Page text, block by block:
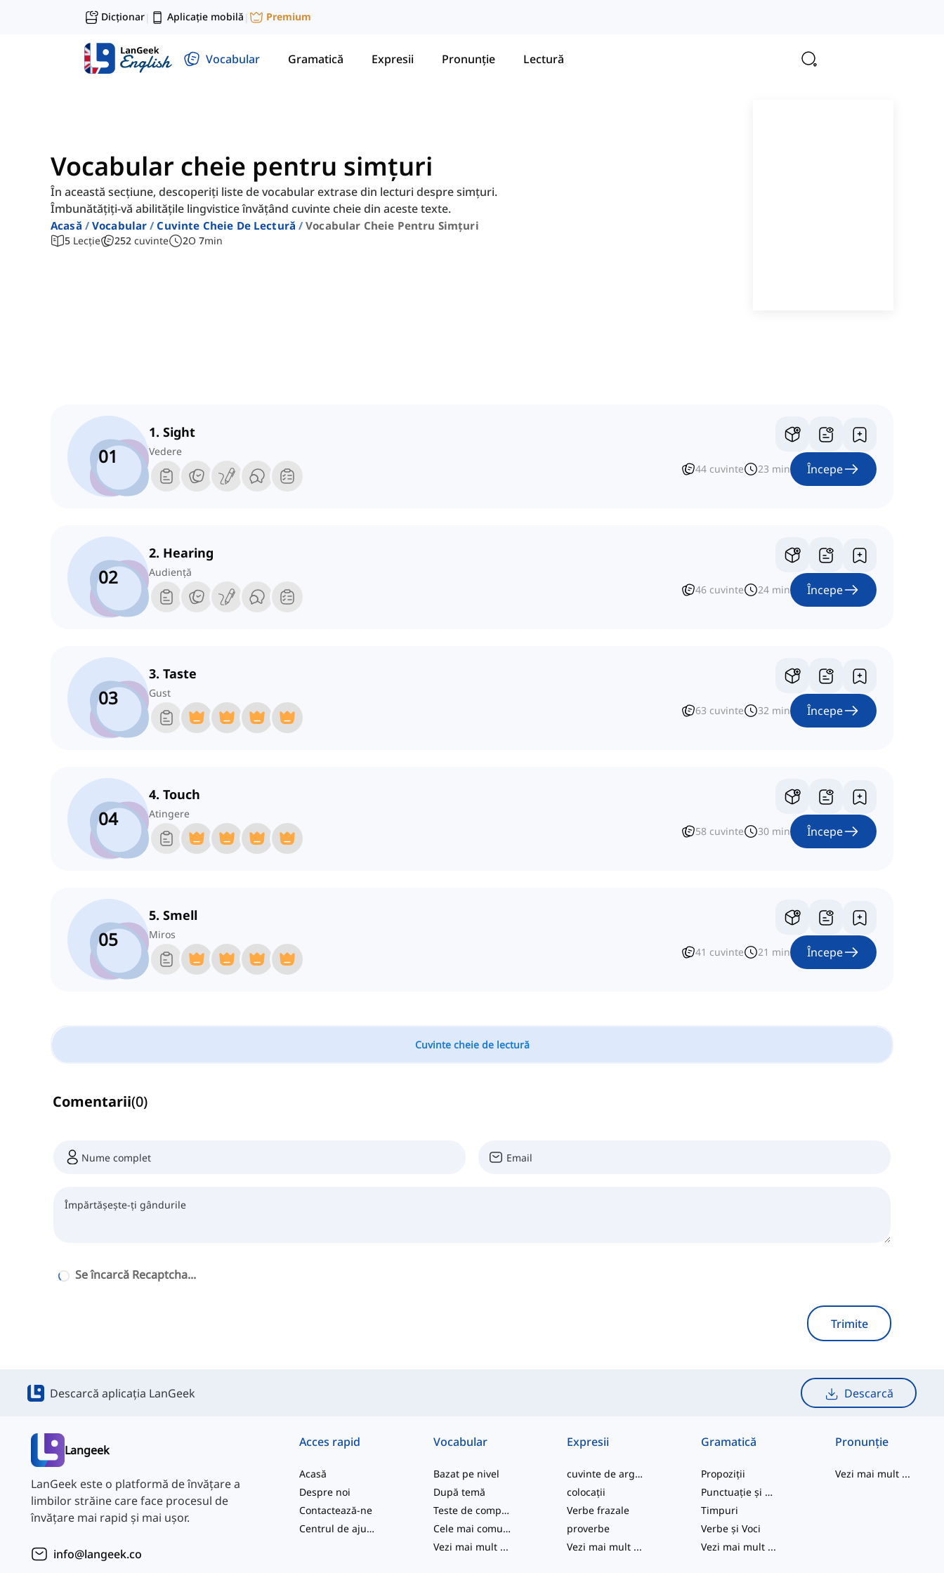
Dicționar| Aplicație mobilă | Premium
Vocabular Gramatică Expresii Pronunție Lectură
Vocabular cheie pentru simțuri
În această secțiune, descoperiți liste de vocabular extrase din lecturi despre simțuri.
Îmbunătățiți-vă abilitățile lingvistice învățând cuvinte cheie din aceste texte.
Acasă Vocabular Cuvinte Cheie De Lectură Vocabular Cheie Pentru Simțuri
5 Lecție 252 cuvinte 2O 7min
01
1. Sight
Vedere
44 cuvinte 23 min Începe
02
2. Hearing
Audiență
46 cuvinte 24 min Începe
03
3. Taste
Gust
63 cuvinte 32 min Începe
04
4. Touch
Atingere
58 cuvinte 30 min Începe
05
5. Smell
Miros
41 cuvinte 21 min Începe
Cuvinte cheie de lectură
Comentarii(0)
Se încarcă Recaptcha...
Trimite
Descarcă aplicația LanGeek Descarcă
Langeek
LanGeek este o platformă de învățare a
limbilor străine care face procesul de
învățare mai rapid și mai ușor.
info@langeek.co
Acces rapid
Acasă
Despre noi
Contactează-ne
Centrul de ajutor
Vocabular
Bazat pe nivel
După temă
Teste de competență
Cele mai comune
Vezi mai mult...
Expresii
cuvinte de argou
colocații
Verbe frazale
proverbe
Vezi mai mult ...
Gramatică
Propoziții
Punctuație și Ortografie
Timpuri
Verbe și Voci
Vezi mai mult ...
Pronunție
Vezi mai mult ...